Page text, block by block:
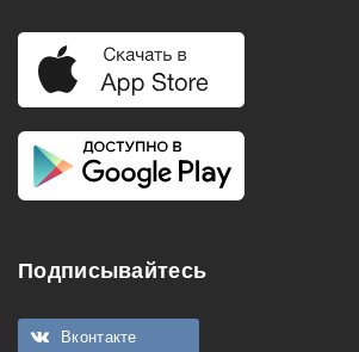
Подписывайтесь
Вконтакте